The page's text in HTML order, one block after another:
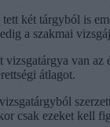
két tárgyból is
a szakmai
vizsgatárgya van
átlagot.
csak ezeket kell